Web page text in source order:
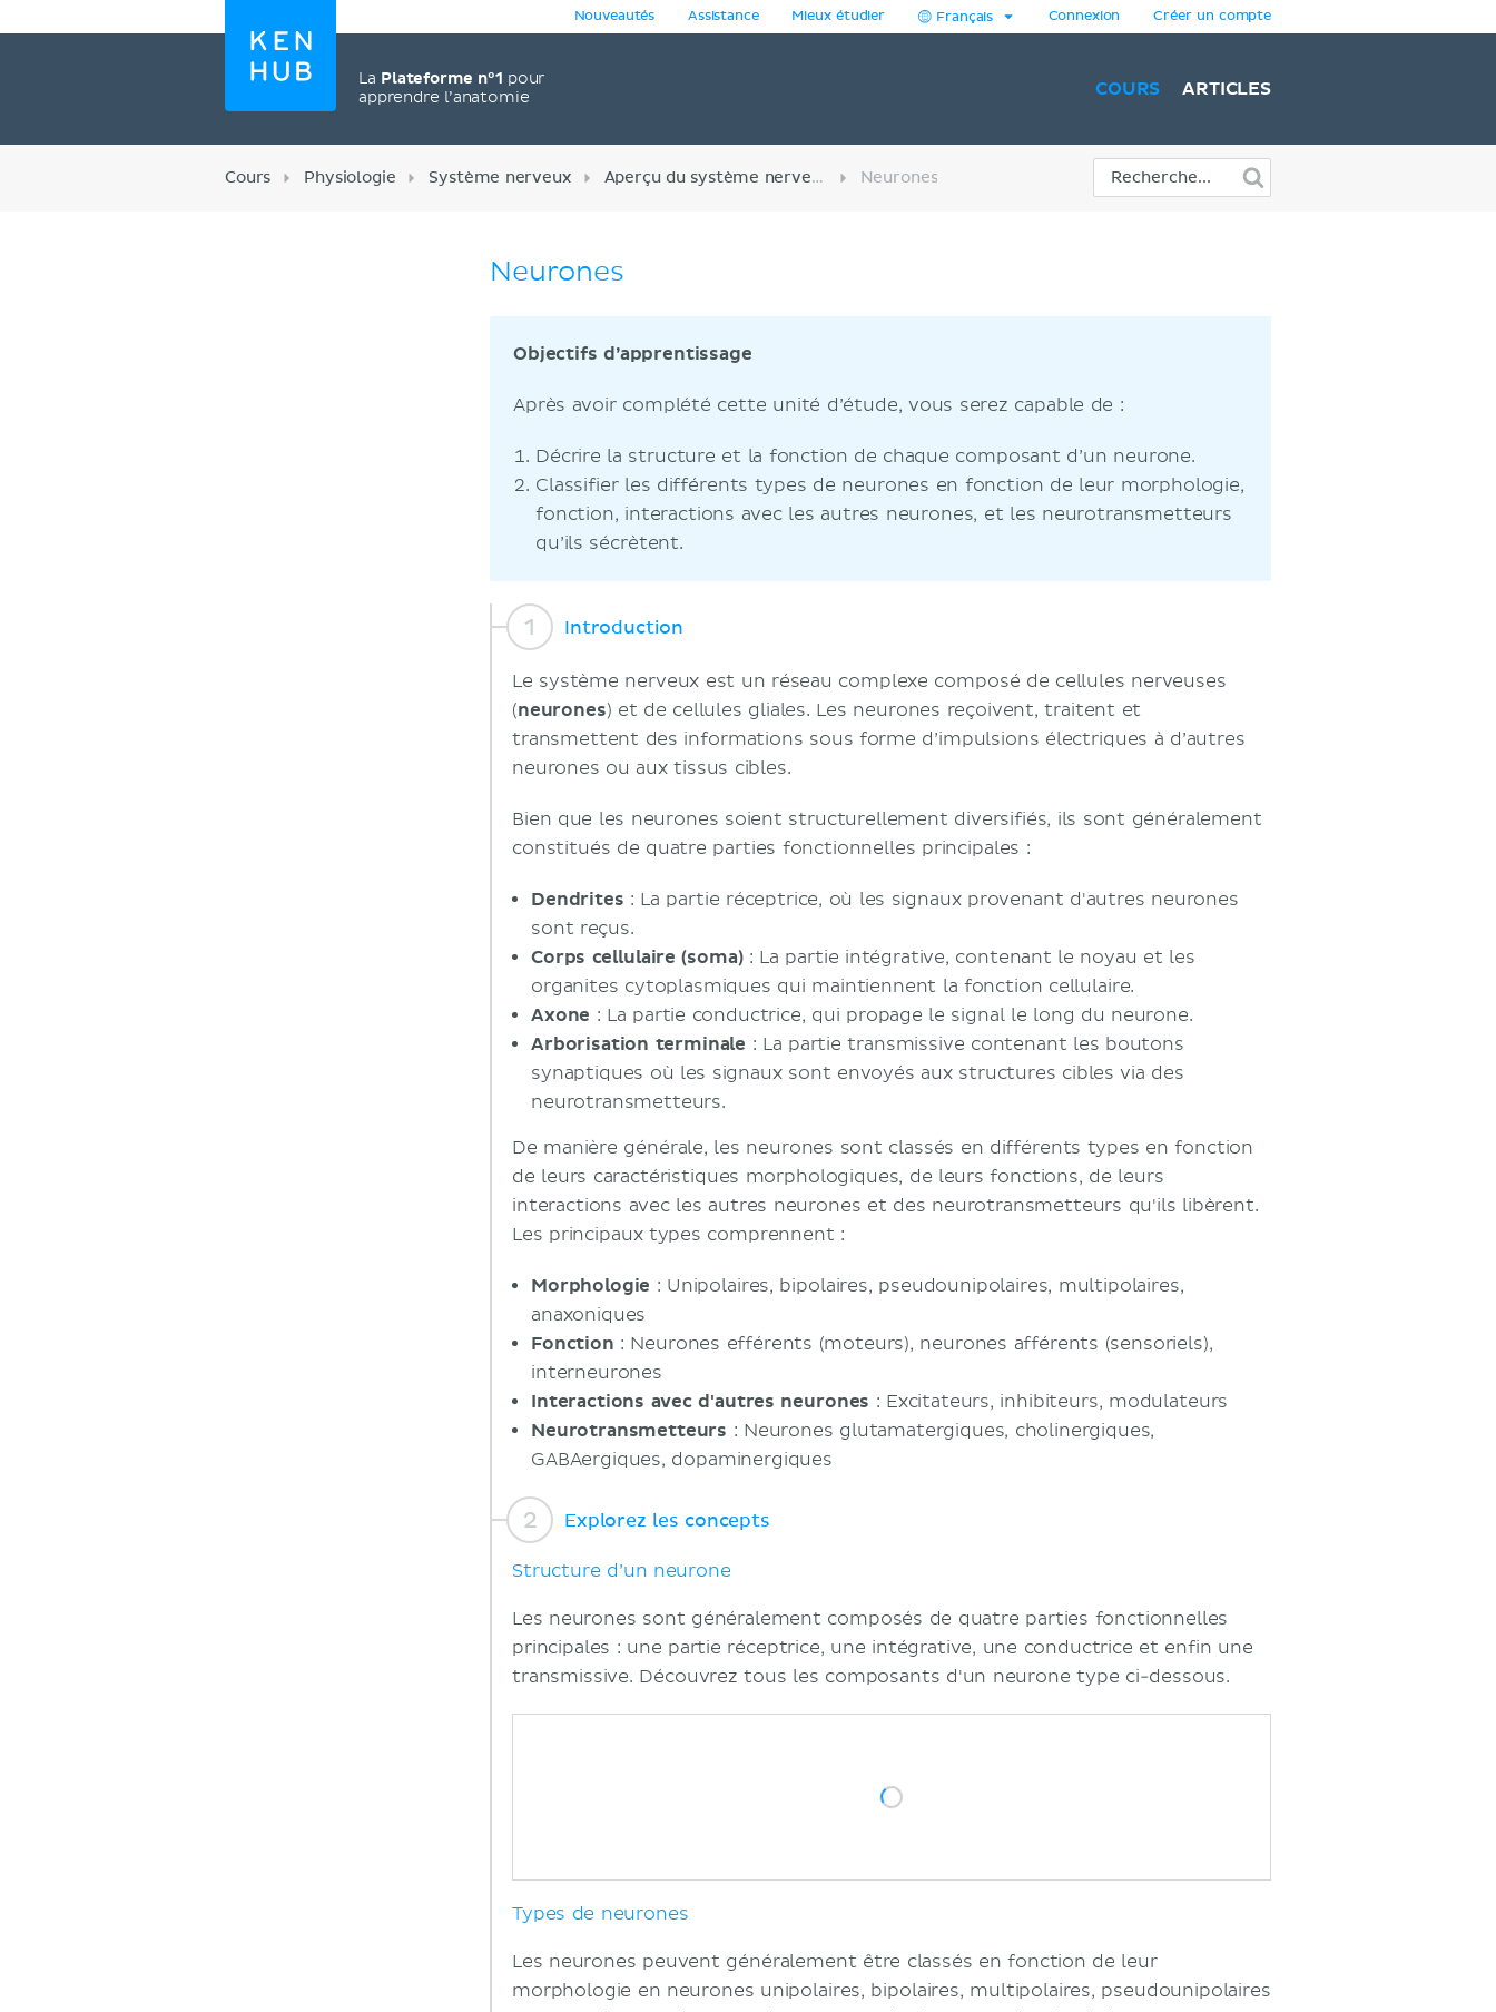
La Plateforme n°1 pour
apprendre l’anatomie
Nouveautés Assistance Mieux étudier Français Connexion Créer un compte
COURS ARTICLES
Cours Physiologie Système nerveux Aperçu du système nerveux Neurones
Neurones
Objectifs d’apprentissage
Après avoir complété cette unité d’étude, vous serez capable de :
Décrire la structure et la fonction de chaque composant d’un neurone.
Classifier les différents types de neurones en fonction de leur morphologie,
fonction, interactions avec les autres neurones, et les neurotransmetteurs
qu’ils sécrètent.
Introduction
Le système nerveux est un réseau complexe composé de cellules nerveuses
(neurones) et de cellules gliales. Les neurones reçoivent, traitent et
transmettent des informations sous forme d’impulsions électriques à d’autres
neurones ou aux tissus cibles.
Bien que les neurones soient structurellement diversifiés, ils sont généralement
constitués de quatre parties fonctionnelles principales :
Dendrites : La partie réceptrice, où les signaux provenant d'autres neurones
sont reçus.
Corps cellulaire (soma): La partie intégrative, contenant le noyau et les
organites cytoplasmiques qui maintiennent la fonction cellulaire.
Axone : La partie conductrice, qui propage le signal le long du neurone.
Arborisation terminale : La partie transmissive contenant les boutons
synaptiques où les signaux sont envoyés aux structures cibles via des
neurotransmetteurs.
De manière générale, les neurones sont classés en différents types en fonction
de leurs caractéristiques morphologiques, de leurs fonctions, de leurs
interactions avec les autres neurones et des neurotransmetteurs qu'ils libèrent.
Les principaux types comprennent :
Morphologie : Unipolaires, bipolaires, pseudounipolaires, multipolaires,
anaxoniques
Fonction : Neurones efférents (moteurs), neurones afférents (sensoriels),
interneurones
Interactions avec d'autres neurones : Excitateurs, inhibiteurs, modulateurs
Neurotransmetteurs : Neurones glutamatergiques, cholinergiques,
GABAergiques, dopaminergiques
Explorez les concepts
Structure d’un neurone
Les neurones sont généralement composés de quatre parties fonctionnelles
principales : une partie réceptrice, une intégrative, une conductrice et enfin une
transmissive. Découvrez tous les composants d'un neurone type ci-dessous.
Types de neurones
Les neurones peuvent généralement être classés en fonction de leur
morphologie en neurones unipolaires, bipolaires, multipolaires, pseudounipolaires